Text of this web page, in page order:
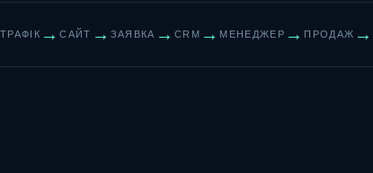
ТРАФІК →САЙТ → ЗАЯВКА →CRM → МЕНЕДЖЕР → ПРОДАЖ →